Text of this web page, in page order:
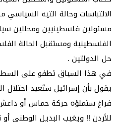
الالتباسات وحالة التيه
مسئولين فلسطينيين ومحللين
الفلسطينية ومستقبل الحالة
حل الدولتين .
في هذا السياق تطفو على السطح
يقول بأن إسرائيل ستُعيد احتلال
فراغ ستملؤه حركة حماس أو
للأردن !! ويغيب البديل الوطني أو